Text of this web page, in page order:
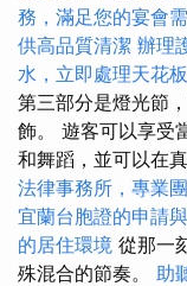
務，滿足您的宴會
供高品質清潔 辦理
水，立即處理天花
第三部分是燈光節
飾。 遊客可以享受
和舞蹈，並可以在
法律事務所，專業
宜蘭台胞證的申請
的居住環境 從那一
殊混合的節奏。 助